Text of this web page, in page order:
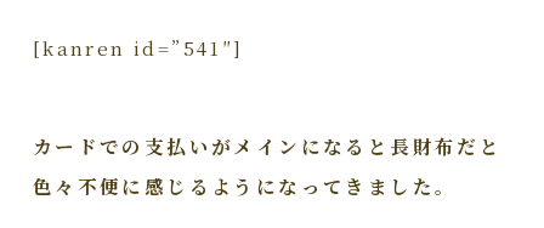
[kanren id=”541″]
カードでの支払いがメインになると長財布だと
色々不便に感じるようになってきました。